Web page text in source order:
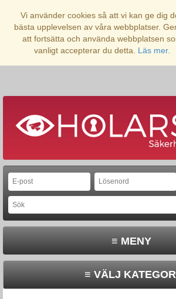
Vi använder cookies så att vi kan ge dig
bästa upplevelsen av våra webbplatser.
att fortsätta och använda webbplatsen
vanligt accepterar du detta. Läs mer.
≡ MENY
≡ VÄLJ